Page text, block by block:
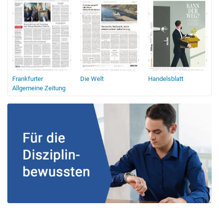
Frankfurter
Allgemeine Zeitung
Die Welt Handelsblatt